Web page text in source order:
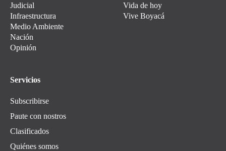
Judicial
Infraestructura
Medio Ambiente
Nación
Opinión
Vida de hoy
Vive Boyacá
Servicios
Subscribirse
Paute con nostros
Clasificados
Quiénes somos